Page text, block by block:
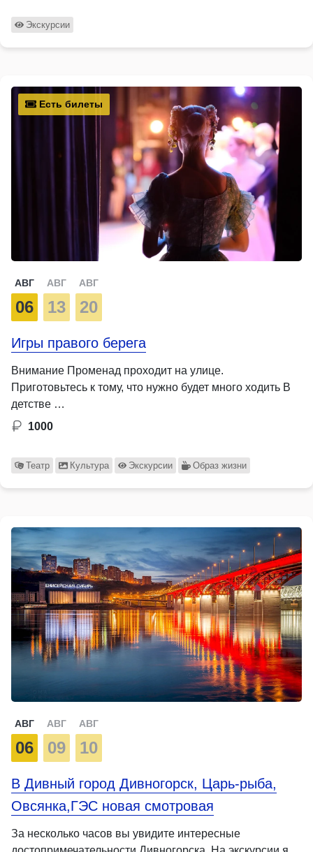
Экскурсии
Есть билеты
АВГ
06
АВГ
13
АВГ
20
Игры правого берега
Внимание Променад проходит на улице.
Приготовьтесь к тому, что нужно будет много ходить В
детстве …
1000
Театр Культура Экскурсии Образ жизни
АВГ
06
АВГ
09
АВГ
10
В Дивный город Дивногорск, Царь-рыба,
Овсянка,ГЭС новая смотровая
За несколько часов вы увидите интересные